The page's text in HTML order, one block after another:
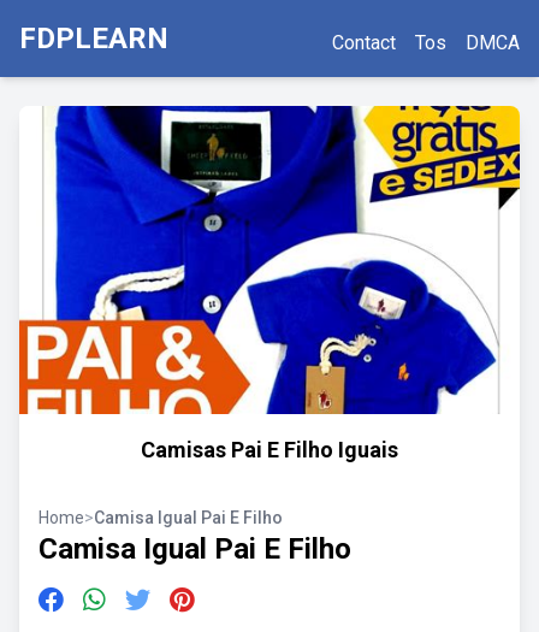
FDPLEARN Contact Tos DMCA
Camisas Pai E Filho Iguais
Home>Camisa Igual Pai E Filho
Camisa Igual Pai E Filho